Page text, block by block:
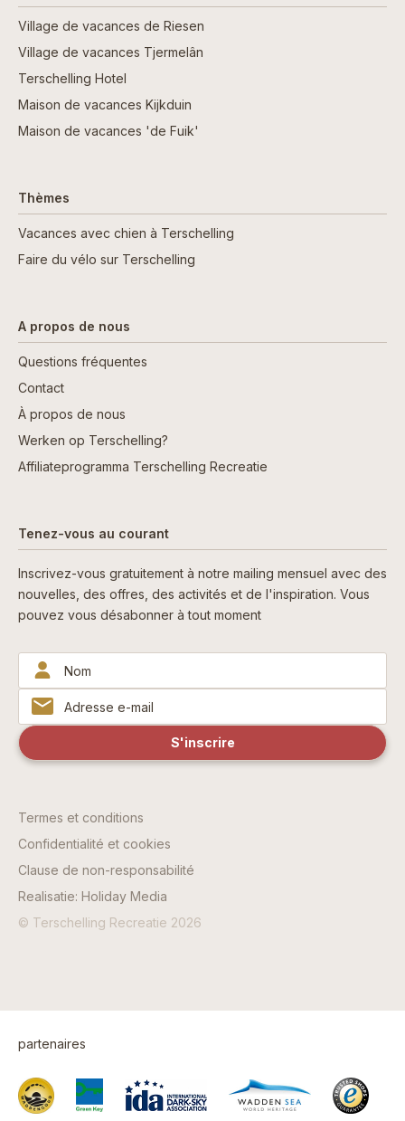
Village de vacances de Riesen
Village de vacances Tjermelân
Terschelling Hotel
Maison de vacances Kijkduin
Maison de vacances 'de Fuik'
Thèmes
Vacances avec chien à Terschelling
Faire du vélo sur Terschelling
A propos de nous
Questions fréquentes
Contact
À propos de nous
Werken op Terschelling?
Affiliateprogramma Terschelling Recreatie
Tenez-vous au courant
Inscrivez-vous gratuitement à notre mailing mensuel avec des
nouvelles, des offres, des activités et de l'inspiration. Vous
pouvez vous désabonner à tout moment
Termes et conditions
Confidentialité et cookies
Clause de non-responsabilité
Realisatie: Holiday Media
© Terschelling Recreatie 2026
partenaires